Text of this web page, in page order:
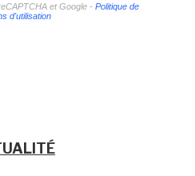
et Google - Politique de
d'utilisation